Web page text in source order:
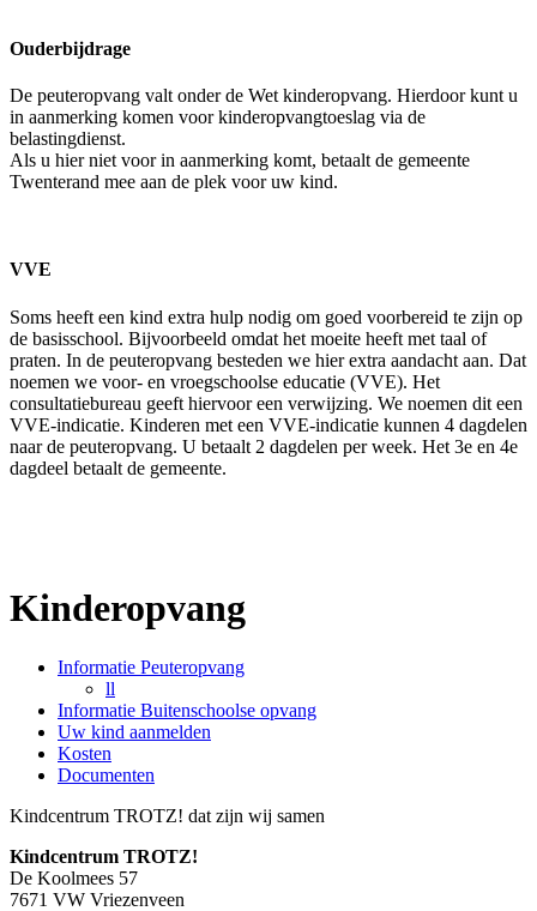
Ouderbijdrage
De peuteropvang valt onder de Wet kinderopvang. Hierdoor kunt u
in aanmerking komen voor kinderopvangtoeslag via de
belastingdienst.
Als u hier niet voor in aanmerking komt, betaalt de gemeente
Twenterand mee aan de plek voor uw kind.
VVE
Soms heeft een kind extra hulp nodig om goed voorbereid te zijn op
de basisschool. Bijvoorbeeld omdat het moeite heeft met taal of
praten. In de peuteropvang besteden we hier extra aandacht aan. Dat
noemen we voor- en vroegschoolse educatie (VVE). Het
consultatiebureau geeft hiervoor een verwijzing. We noemen dit een
VVE-indicatie. Kinderen met een VVE-indicatie kunnen 4 dagdelen
naar de peuteropvang. U betaalt 2 dagdelen per week. Het 3e en 4e
dagdeel betaalt de gemeente.
Kinderopvang
Informatie Peuteropvang
ll
Informatie Buitenschoolse opvang
Uw kind aanmelden
Kosten
Documenten
Kindcentrum TROTZ! dat zijn wij samen
Kindcentrum TROTZ!
De Koolmees 57
7671 VW Vriezenveen